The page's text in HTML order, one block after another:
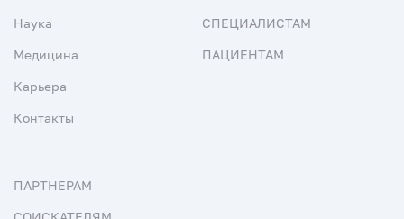
Наука
Медицина
Карьера
Контакты
СПЕЦИАЛИСТАМ
ПАЦИЕНТАМ
ПАРТНЕРАМ